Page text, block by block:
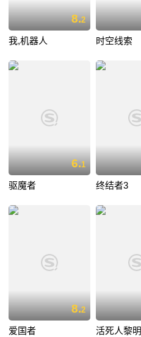
8.2
我,机器人 时空线索
6.1
驱魔者 终结者3
8.2
爱国者 活死人黎明